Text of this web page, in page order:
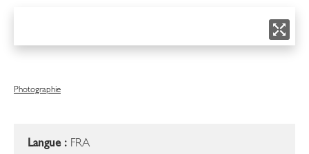
Photographie
Langue : FRA